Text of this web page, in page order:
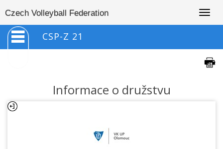
Czech Volleyball Federation
CSP-Z 21
Informace o družstvu